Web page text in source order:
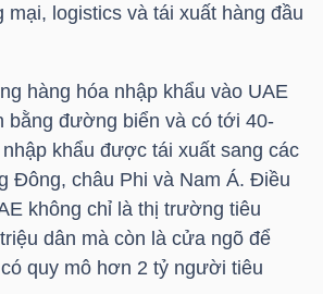
logistics và tái xuất hàng đầu
hàng hóa nhập khẩu vào UAE
bằng đường biển và có tới 40-
khẩu được tái xuất sang các
Đông, châu Phi và Nam Á. Điều
không chỉ là thị trường tiêu
dân mà còn là cửa ngõ để
quy mô hơn 2 tỷ người tiêu